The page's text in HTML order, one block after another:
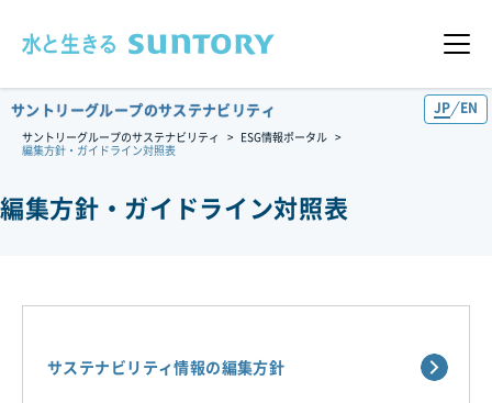
メニュ
サントリーグループのサステナビリティ JP EN
サントリーグループのサステナビリティ
ESG情報ポータル
編集方針・ガイドライン対照表
編集方針・ガイドライン対照表
サステナビリティ情報の編集方針